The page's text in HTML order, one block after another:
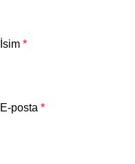
İsim *
E-posta *